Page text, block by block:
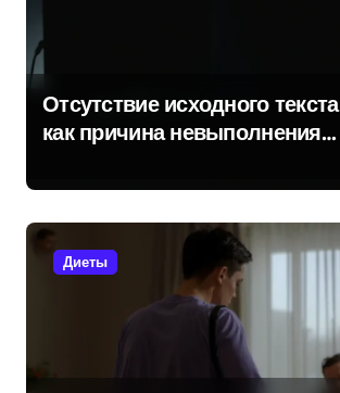
Отсутствие исходного текста
как причина невыполнения
Диеты